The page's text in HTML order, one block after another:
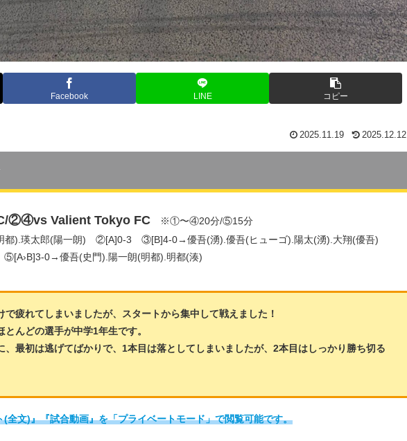
Facebook LINE コピー
2025.11.19 2025.12.12
②④vs Valient Tokyo FC ※①〜④20分/⑤15分
都).瑛太郎(陽一朗) ②[A]0-3 ③[B]4-0→優吾(湧).優吾(ヒューゴ).陽太(湧).大翔(優吾)
0→優吾(史門).陽一朗(明都).明都(湊)
疲れてしまいましたが、スタートから集中して戦えました！
んどの選手が中学1年生です。
、最初は逃げてばかりで、1本目は落としてしまいましたが、2本目はしっかり勝ち切る
全文)』『試合動画』を「プライベートモード」で閲覧可能です。